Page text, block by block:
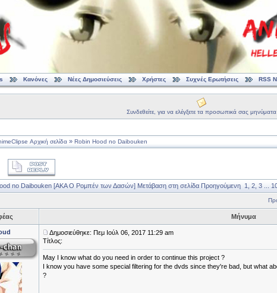
Κανόνες Νέες Δημοσιεύσεις Χρήστες Συχνές Ερωτήσεις RSS
Συνδεθείτε, για να ελέγξετε τα προσωπικά σας μηνύματα
Αρχική σελίδα» Robin Hood no Daibouken
no Daibouken [ΑΚΑ Ο Ρομπέν των Δασών]Μετάβαση στη σελίδα Προηγούμενη 1 2, 3...
Μήνυμα
Δημοσιεύθηκε: Πεμ Ιούλ 06, 2017 11:29 am
Τίτλος:
May I know what do you need in order to continue this project ?
I know you have some special filtering for the dvds since they're bad, but what
?